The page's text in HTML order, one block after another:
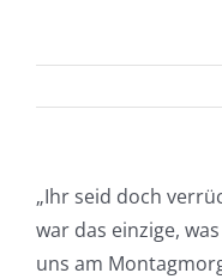
„Ihr seid doch
war das einzige,
uns am